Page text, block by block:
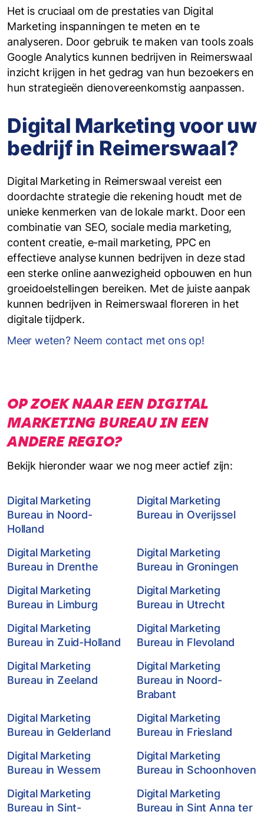
Het is cruciaal om de prestaties van Digital
Marketing inspanningen te meten en te
analyseren. Door gebruik te maken van tools zoals
Google Analytics kunnen bedrijven in Reimerswaal
inzicht krijgen in het gedrag van hun bezoekers en
hun strategieën dienovereenkomstig aanpassen.
Digital Marketing voor uw
bedrijf in Reimerswaal?
Digital Marketing in Reimerswaal vereist een
doordachte strategie die rekening houdt met de
unieke kenmerken van de lokale markt. Door een
combinatie van SEO, sociale media marketing,
content creatie, e-mail marketing, PPC en
effectieve analyse kunnen bedrijven in deze stad
een sterke online aanwezigheid opbouwen en hun
groeidoelstellingen bereiken. Met de juiste aanpak
kunnen bedrijven in Reimerswaal floreren in het
digitale tijdperk.
Meer weten? Neem contact met ons op!
OP ZOEK NAAR EEN DIGITAL
MARKETING BUREAU IN EEN
ANDERE REGIO?
Bekijk hieronder waar we nog meer actief zijn:
Digital Marketing
Bureau in Noord-
Holland
Digital Marketing
Bureau in Overijssel
Digital Marketing
Bureau in Drenthe
Digital Marketing
Bureau in Groningen
Digital Marketing
Bureau in Limburg
Digital Marketing
Bureau in Utrecht
Digital Marketing
Bureau in Zuid-Holland
Digital Marketing
Bureau in Flevoland
Digital Marketing
Bureau in Zeeland
Digital Marketing
Bureau in Noord-
Brabant
Digital Marketing
Bureau in Gelderland
Digital Marketing
Bureau in Friesland
Digital Marketing
Bureau in Wessem
Digital Marketing
Bureau in Schoonhoven
Digital Marketing
Bureau in Sint-
Digital Marketing
Bureau in Sint Anna ter